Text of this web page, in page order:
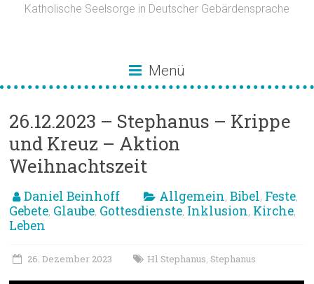
Katholische Seelsorge in Deutscher Gebärdensprache
Menü
26.12.2023 – Stephanus – Krippe
und Kreuz – Aktion
Weihnachtszeit
Daniel Beinhoff Allgemein,Bibel, Feste,
Gebete, Glaube, Gottesdienste, Inklusion, Kirche,
Leben
26. Dezember 2023 Hl Stephanus, Stephanus